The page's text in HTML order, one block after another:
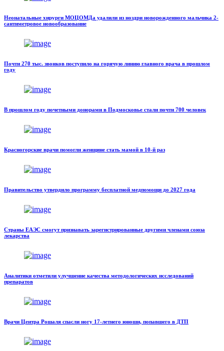
Неонатальные хирурги МОЦОМДа удалили из ноздри новорожденного мальчика 2-
сантиметровое новообразование
Почти 270 тыс. звонков поступило на горячую линию главного врача в прошлом
году
В прошлом году почетными донорами в Подмосковье стали почти 700 человек
Красногорские врачи помогли женщине стать мамой в 10-й раз
Правительство утвердило программу бесплатной медпомощи до 2027 года
Страны ЕАЭС смогут признавать зарегистрированные другими членами союза
лекарства
Аналитики отметили улучшение качества методологических исследований
препаратов
Врачи Центра Рошаля спасли ногу 17-летнего юноши, попавшего в ДТП